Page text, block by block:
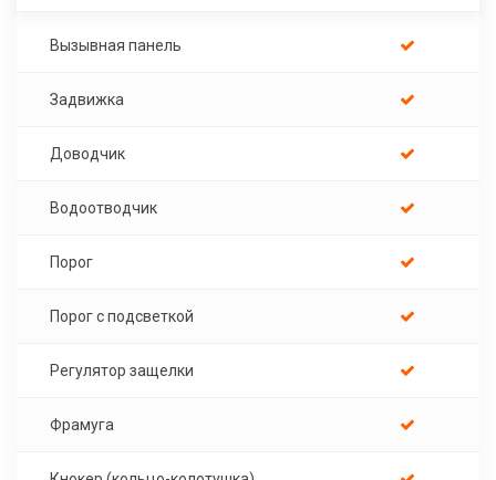
Вызывная панель
Задвижка
Доводчик
Водоотводчик
Порог
Порог с подсветкой
Регулятор защелки
Фрамуга